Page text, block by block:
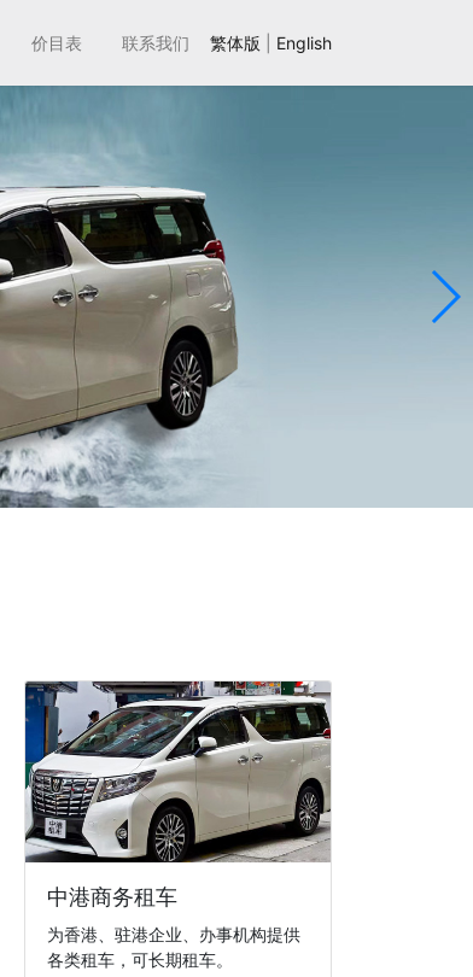
价目表 联系我们 繁体版 English
中港商务租车
为香港、驻港企业、办事机构提供
各类租车，可长期租车。